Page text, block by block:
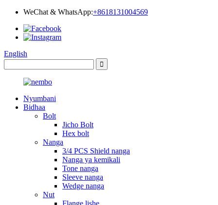
WeChat & WhatsApp:+8618131004569
English
Nyumbani
Bidhaa
Bolt
Jicho Bolt
Hex bolt
Nanga
3/4 PCS Shield nanga
Nanga ya kemikali
Tone nanga
Sleeve nanga
Wedge nanga
Nut
Flange lishe